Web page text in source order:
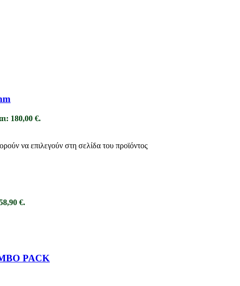
180,00 €.
να επιλεγούν στη σελίδα του προϊόντος
€.
PACK